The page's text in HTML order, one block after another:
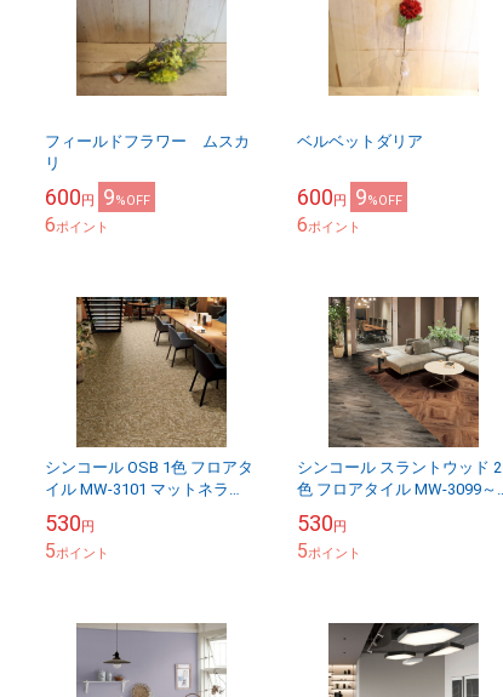
フィールドフラワー ムスカ
リ
600円 9%OFF
6ポイント
ベルベットダリア
600円 9%OFF
6ポイント
シンコール OSB 1色 フロアタ
イル MW-3101 マットネラ
（販売単位：枚）
530円
5ポイント
シンコール スラントウッド 2
色 フロアタイル MW-3099～
2028 1ケース20枚入り（...
530円
5ポイント